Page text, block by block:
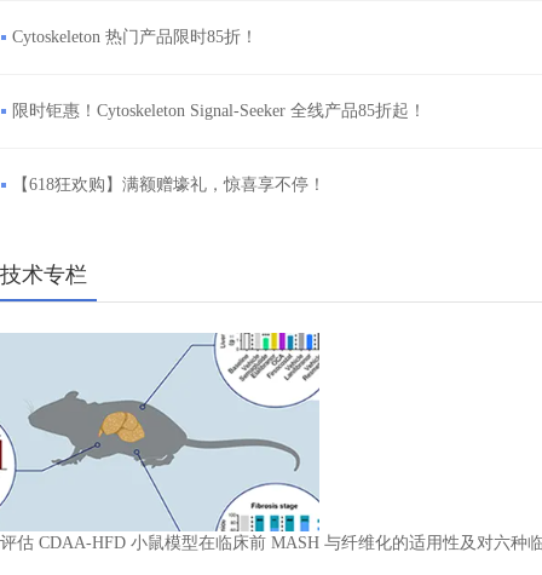
Cytoskeleton 热门产品限时85折！
限时钜惠！Cytoskeleton Signal-Seeker 全线产品85折起！
【618狂欢购】满额赠壕礼，惊喜享不停！
技术专栏
评估 CDAA-HFD 小鼠模型在临床前 MASH 与纤维化的适用性及对六种